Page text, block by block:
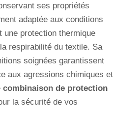
ses propriétés
adaptée aux conditions
protection thermique
respirabilité du textile. Sa
soignées garantissent
aux agressions chimiques et
combinaison de protection
la sécurité de vos